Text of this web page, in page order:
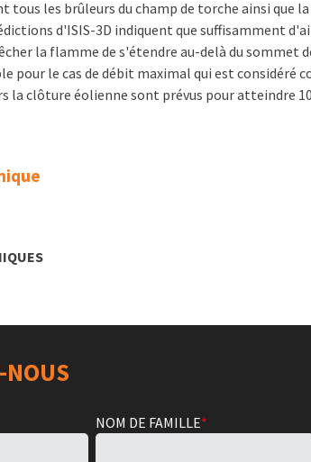
les brûleurs du champ de torche ainsi que
d'ISIS-3D indiquent que suffisamment
la flamme de s'étendre au-delà du sommet
pour le cas de débit maximal qui est considéré
la clôture éolienne sont prévus pour atteindre
NOUS
NOM DE FAMILLE*